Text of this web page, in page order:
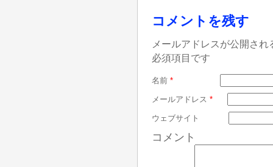
コメントを残す
メールアドレスが公開さ
必須項目です
名前 *
メールアドレス *
ウェブサイト
コメント